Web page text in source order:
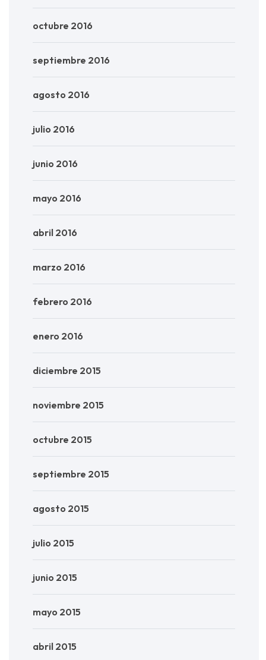
octubre 2016
septiembre 2016
agosto 2016
julio 2016
junio 2016
mayo 2016
abril 2016
marzo 2016
febrero 2016
enero 2016
diciembre 2015
noviembre 2015
octubre 2015
septiembre 2015
agosto 2015
julio 2015
junio 2015
mayo 2015
abril 2015